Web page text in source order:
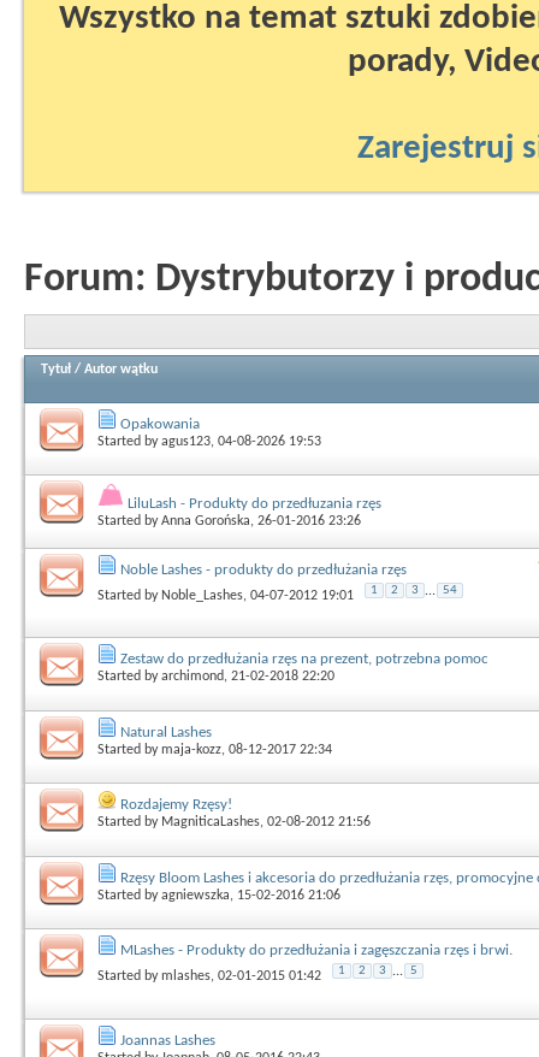
Wszystko na temat sztuki
porady,
Zarejestruj
Forum: Dystrybutorzy i
Tytuł / Autor wątku
Opakowania
Started byagus123, 04-08-2026 19:53
LiluLash - Produkty do przedłuzania rzęs
Started byAnna Gorońska, 26-01-2016 23:26
Noble Lashes - produkty do przedłużania rzęs
Started by Noble_Lashes, 04-07-2012 19:01 1 2 3 ... 54
Zestaw do przedłużania rzęs na prezent, potrzebna pomoc
Started byarchimond, 21-02-2018 22:20
Natural Lashes
Started bymaja-kozz, 08-12-2017 22:34
Rozdajemy Rzęsy!
Started by MagniticaLashes, 02-08-2012 21:56
Rzęsy Bloom Lashes i akcesoria do przedłużania rzęs, promocyjne
Started byagniewszka, 15-02-2016 21:06
MLashes - Produkty do przedłużania i zagęszczania rzęs i brwi.
Started bymlashes, 02-01-2015 01:42 1 2 3 ... 5
Joannas Lashes